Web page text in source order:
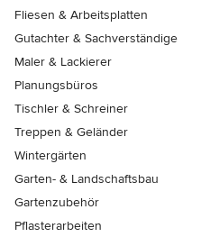
Fliesen & Arbeitsplatten
Gutachter & Sachverständige
Maler & Lackierer
Planungsbüros
Tischler & Schreiner
Treppen & Geländer
Wintergärten
Garten- & Landschaftsbau
Gartenzubehör
Pflasterarbeiten